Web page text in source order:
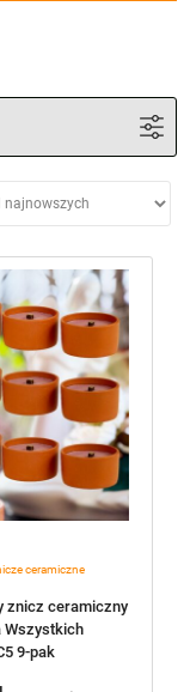
+
+
+
+
+
ceramiczne
znicz ceramiczny
Wszystkich
9-pak